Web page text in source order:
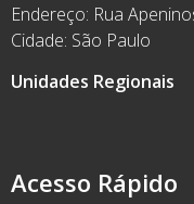
Acesso Rápido
Endereço: Rua
Cidade: São Paulo
Unidades Regionais